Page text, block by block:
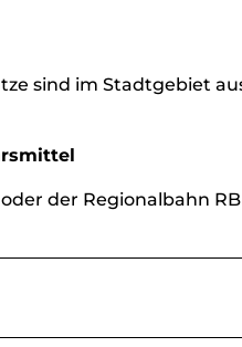
sind im Stadtgebiet
oder der Regionalbahn